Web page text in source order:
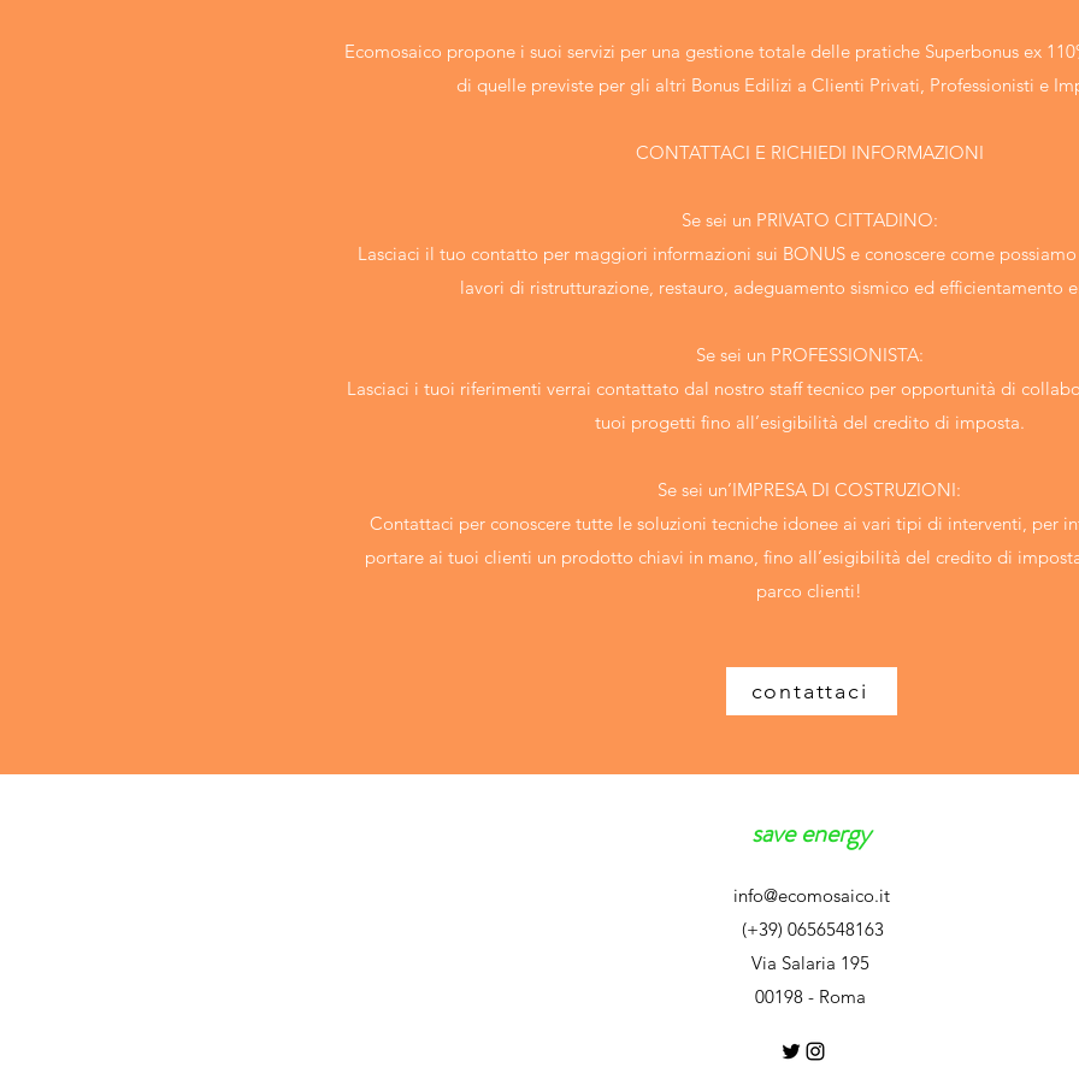
Ecomosaico propone i suoi servizi per una gestione totale delle pratiche Superbonus ex
di quelle previste per gli altri Bonus Edilizi a Clienti Privati, Professionisti e
CONTATTACI E RICHIEDI INFORMAZIONI
Se sei un PRIVATO CITTADINO:
Lasciaci il tuo contatto per maggiori informazioni sui BONUS e conoscere come
lavori di ristrutturazione, restauro, adeguamento sismico ed efficientamento
Se sei un PROFESSIONISTA:
Lasciaci i tuoi riferimenti verrai contattato dal nostro staff tecnico per opportunità di
tuoi progetti fino all’esigibilità del credito di imposta.
Se sei un’IMPRESA DI COSTRUZIONI:
Contattaci per conoscere tutte le soluzioni tecniche idonee ai vari tipi di interventi, per
portare ai tuoi clienti un prodotto chiavi in mano, fino all’esigibilità del credito di
parco clienti!
contattaci
save energy
info@ecomosaico.it
(+39) 0656548163
Via Salaria 195
00198 - Roma